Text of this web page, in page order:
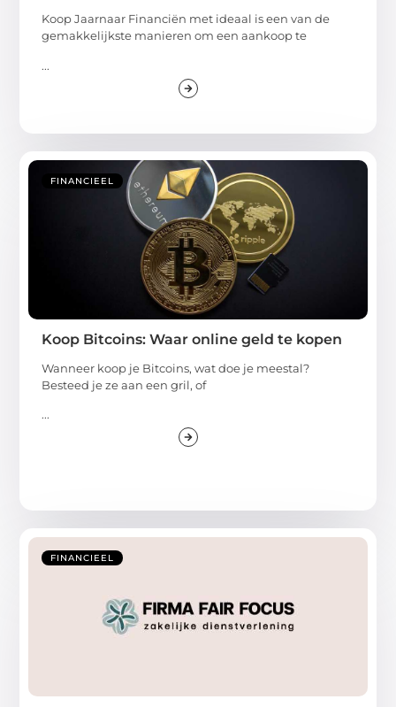
Koop Jaarnaar Financiën met ideaal is een van de
gemakkelijkste manieren om een aankoop te
...
FINANCIEEL
Koop Bitcoins: Waar online geld te kopen
Wanneer koop je Bitcoins, wat doe je meestal?
Besteed je ze aan een gril, of
...
FINANCIEEL